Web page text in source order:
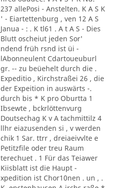
237 allePosi - Anstelten. K A S K
' - Eiartettenburg , ven 12 A S
Janua - : . K tl61 . A t A S - Dies
Blutt oscheiut jeden Sor'
ndend früh rsnd ist üi -
lAbonneulent Cdartoueuburl
gr. -- zu beüehelt durch die .
Expeditio , Kirchstraßei 26 , die
der Expeition in auswärts -.
durch bis * K pro Oburtta 1
Ibsewte , bckrlöttenvurg
Doutsechag K v A tachmittilz 4
llhr eiazusenden si , v werden
chik 1 Sar. ttrr , dreiaeivvlte e
Petitzfile oder treu Raum
terechuet . 1 Für das Teiawer
Kiisblatt ist die Haupt -
xpedition ist Chor10nen . un , .